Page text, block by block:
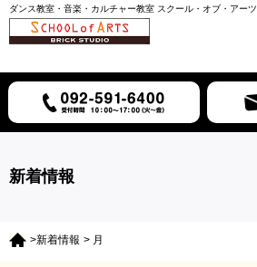
ダンス教室・音楽・カルチャー教室 スクール・オブ・アーツ
ホーム
コース紹介
新着情報
>新着情報 > 月